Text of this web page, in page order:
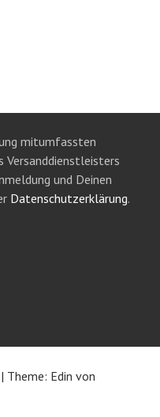
mitumfassten
Versanddienstleisters
und Deinen
Datenschutzerklärung.
| Theme: Edin von